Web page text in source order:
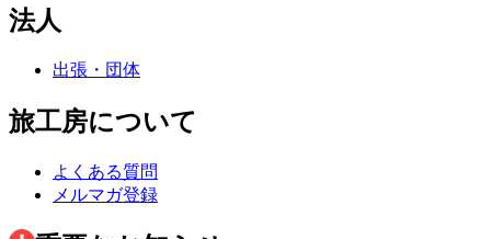
法人
出張・団体
旅工房について
よくある質問
メルマガ登録